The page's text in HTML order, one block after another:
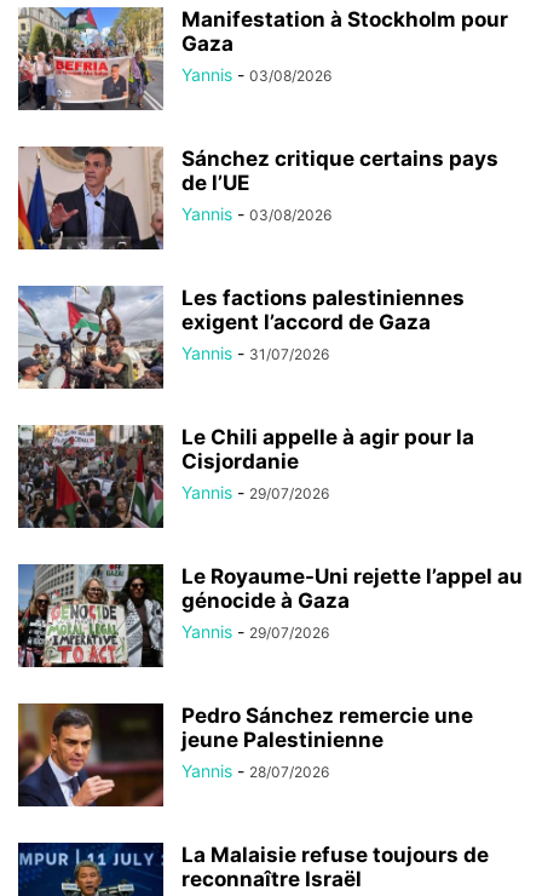
Manifestation à Stockholm pour
Gaza
Yannis - 03/08/2026
Sánchez critique certains pays
de l’UE
Yannis - 03/08/2026
Les factions palestiniennes
exigent l’accord de Gaza
Yannis - 31/07/2026
Le Chili appelle à agir pour la
Cisjordanie
Yannis - 29/07/2026
Le Royaume-Uni rejette l’appel au
génocide à Gaza
Yannis - 29/07/2026
Pedro Sánchez remercie une
jeune Palestinienne
Yannis - 28/07/2026
La Malaisie refuse toujours de
reconnaître Israël